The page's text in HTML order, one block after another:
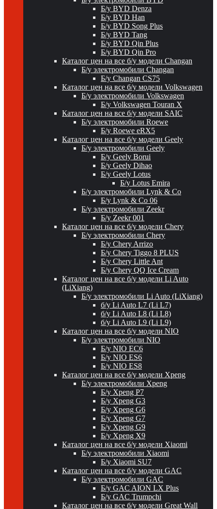
Б/у BYD Denza
Б/у BYD Han
Б/у BYD Song Plus
Б/у BYD Tang
Б/у BYD Qin Plus
Б/у BYD Qin Pro
Каталог цен на все б/у модели Changan
Б/у электромобили Changan
Б/у Changan CS75
Каталог цен на все б/у модели Volkswagen
Б/у электромобили Volkswagen
Б/у Volkswagen Touran X
Каталог цен на все б/у модели SAIC
Б/у электромобили Roewe
Б/у Roewe eRX5
Каталог цен на все б/у модели Geely
Б/у электромобили Geely
Б/у Geely Borui
Б/у Geely Dihao
Б/у Geely Lotus
Б/у Lotus Emira
Б/у электромобили Lynk & Co
Б/у Lynk & Co 06
Б/у электромобили Zeekr
Б/у Zeekr 001
Каталог цен на все б/у модели Chery
Б/у электромобили Chery
Б/у Chery Arrizo
Б/у Chery Tiggo 8 PLUS
Б/у Chery Little Ant
Б/у Chery QQ Ice Cream
Каталог цен на все б/у модели Li Auto
(LiXiang)
Б/у электромобили Li Auto (LiXiang)
б/у Li Auto L7 (Li L7)
б/у Li Auto L8 (Li L8)
б/у Li Auto L9 (Li L9)
Каталог цен на все б/у модели NIO
Б/у электромобили NIO
Б/у NIO EC6
Б/у NIO ES6
Б/у NIO ES8
Каталог цен на все б/у модели Xpeng
Б/у электромобили Xpeng
Б/у Xpeng P7
Б/у Xpeng G3
Б/у Xpeng G6
Б/у Xpeng G7
Б/у Xpeng G9
Б/у Xpeng X9
Каталог цен на все б/у модели Xiaomi
Б/у электромобили Xiaomi
Б/у Xiaomi SU7
Каталог цен на все б/у модели GAC
Б/у электромобили GAC
Б/у GAC AION LX Plus
Б/у GAC Trumpchi
Каталог цен на все б/у модели Great Wall